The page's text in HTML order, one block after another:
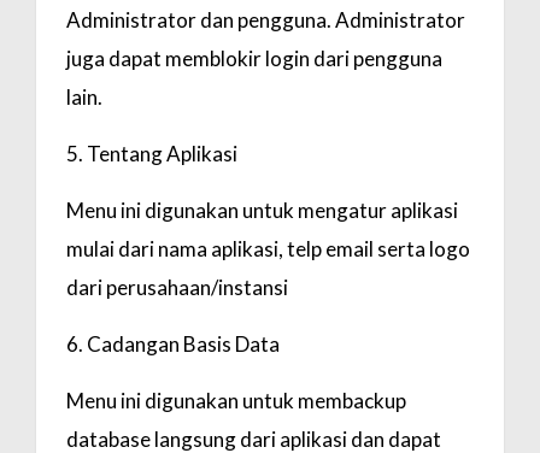
Administrator dan pengguna. Administrator
juga dapat memblokir login dari pengguna
lain.
5. Tentang Aplikasi
Menu ini digunakan untuk mengatur aplikasi
mulai dari nama aplikasi, telp email serta logo
dari perusahaan/instansi
6. Cadangan Basis Data
Menu ini digunakan untuk membackup
database langsung dari aplikasi dan dapat